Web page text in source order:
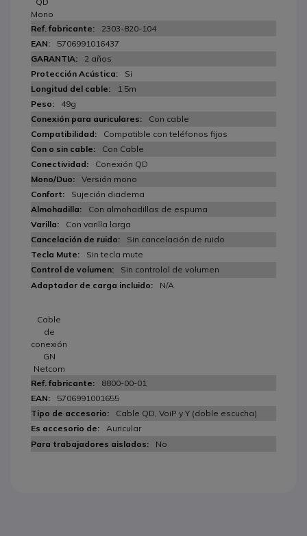
Mono
2303-820-104
5706991016437
2 años
Si
1,5m
49g
Con cable
Compatible con teléfonos fijos
Con Cable
Conexión QD
Versión mono
Sujeción diadema
Con almohadillas de espuma
Con varilla larga
Sin cancelación de ruido
Sin tecla mute
Sin controlol de volumen
N/A
Cable
de
conexión
GN
Netcom
8800-00-01
5706991001655
Cable QD, VoiP y Y (doble escucha)
Auricular
No